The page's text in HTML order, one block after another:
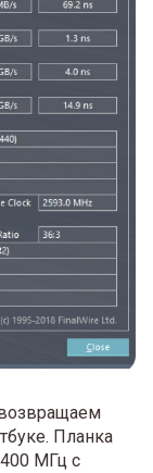
Планка
МГц с